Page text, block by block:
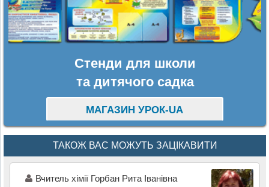
Стенди для школи
та дитячого садка
МАГАЗИН УРОК-UA
ТАКОЖ ВАС МОЖУТЬ ЗАЦІКАВИТИ
Вчитель хімії Горбан Рита Іванівна